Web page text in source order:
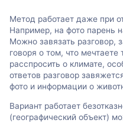
Метод работает даже при
Например, на фото парень
Можно завязать разговор,
говоря о том, что
расспросить о климате,
ответов разговор
фото и информации о
Вариант работает
(географический объект)